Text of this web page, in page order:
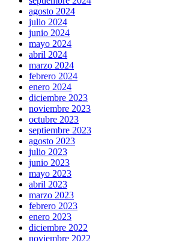
agosto 2024
julio 2024
junio 2024
mayo 2024
abril 2024
marzo 2024
febrero 2024
enero 2024
diciembre 2023
noviembre 2023
octubre 2023
septiembre 2023
agosto 2023
julio 2023
junio 2023
mayo 2023
abril 2023
marzo 2023
febrero 2023
enero 2023
diciembre 2022
noviembre 2022